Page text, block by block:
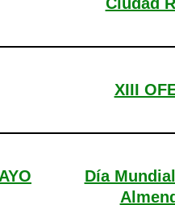
Ciudad
XIII
Día